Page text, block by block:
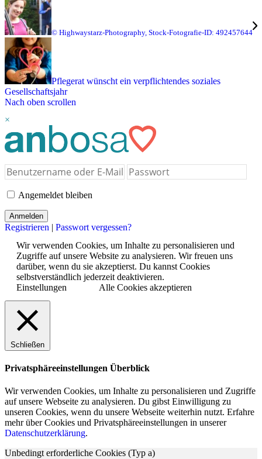
© Highwaystarz-Photography, Stock-Fotografie-ID: 492457644
Pflegerat wünscht ein verpflichtendes soziales
Gesellschaftsjahr
Nach oben scrollen
×
Angemeldet bleiben
Registrieren | Passwort vergessen?
Wir verwenden Cookies, um Inhalte zu personalisieren und
Zugriffe auf unsere Website zu analysieren. Wir freuen uns
darüber, wenn du sie akzeptierst. Du kannst Cookies
selbstverständlich jederzeit deaktivieren.
Einstellungen
Alle Cookies akzeptieren
Schließen
Privatsphäreeinstellungen Überblick
Wir verwenden Cookies, um Inhalte zu personalisieren und Zugriffe
auf unsere Webseite zu analysieren. Du gibst Einwilligung zu
unseren Cookies, wenn du unsere Webseite weiterhin nutzt. Erfahre
mehr über Cookies und Privatsphäreeinstellungen in unserer
Datenschutzerklärung.
Unbedingt erforderliche Cookies (Typ a)